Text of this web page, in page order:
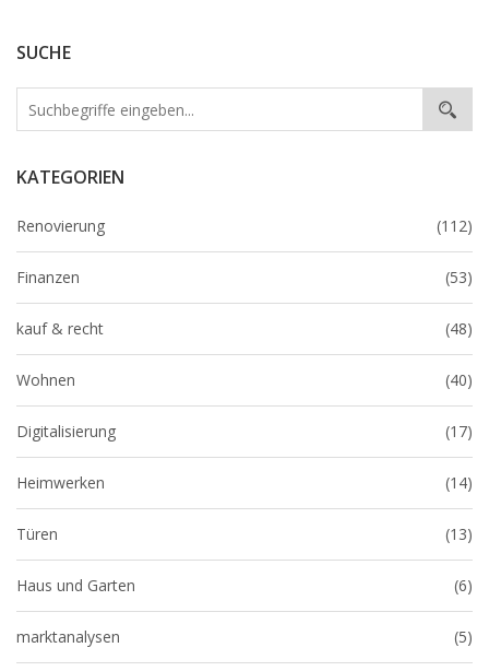
SUCHE
KATEGORIEN
Renovierung (112)
Finanzen (53)
kauf & recht (48)
Wohnen (40)
Digitalisierung (17)
Heimwerken (14)
Türen (13)
Haus und Garten (6)
marktanalysen (5)